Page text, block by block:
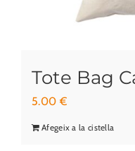
Tote Bag
5.00€
Afegeix a la cistella